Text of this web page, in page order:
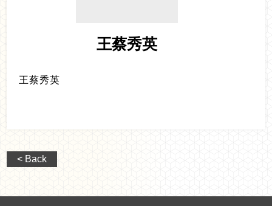
王蔡秀英
王蔡秀英
< Back